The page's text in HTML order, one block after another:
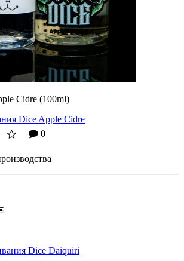
Cidre (100ml)
Dice Apple Cidre
0